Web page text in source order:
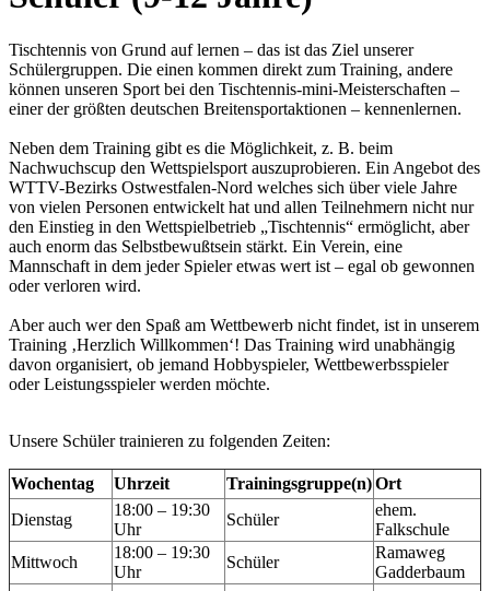
Tischtennis von Grund auf lernen – das ist das Ziel unserer
Schülergruppen. Die einen kommen direkt zum Training, andere
können unseren Sport bei den Tischtennis-mini-Meisterschaften –
einer der größten deutschen Breitensportaktionen – kennenlernen.
Neben dem Training gibt es die Möglichkeit, z. B. beim
Nachwuchscup den Wettspielsport auszuprobieren. Ein Angebot des
WTTV-Bezirks Ostwestfalen-Nord welches sich über viele Jahre
von vielen Personen entwickelt hat und allen Teilnehmern nicht nur
den Einstieg in den Wettspielbetrieb „Tischtennis“ ermöglicht, aber
auch enorm das Selbstbewußtsein stärkt. Ein Verein, eine
Mannschaft in dem jeder Spieler etwas wert ist – egal ob gewonnen
oder verloren wird.
Aber auch wer den Spaß am Wettbewerb nicht findet, ist in unserem
Training ‚Herzlich Willkommen‘! Das Training wird unabhängig
davon organisiert, ob jemand Hobbyspieler, Wettbewerbsspieler
oder Leistungsspieler werden möchte.
Unsere Schüler trainieren zu folgenden Zeiten:
Wochentag Uhrzeit Trainingsgruppe(n)Ort
Dienstag
18:00 – 19:30
Uhr
Schüler
ehem.
Falkschule
Mittwoch
18:00 – 19:30
Uhr
Schüler
Ramaweg
Gadderbaum